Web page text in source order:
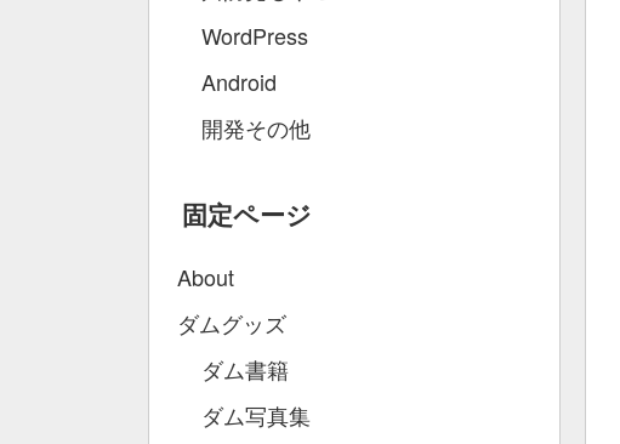
WordPress
Android
開発その他
固定ページ
About
ダムグッズ
ダム書籍
ダム写真集